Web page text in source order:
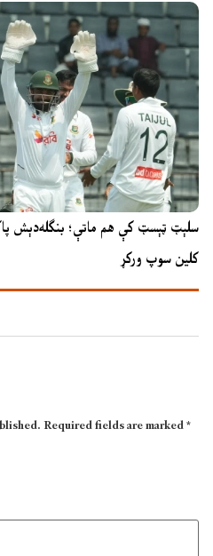
سلېټ ټېسټ کې هم ماتې؛ بنګله‌دېش
کلین سوپ ورکړ
Required fields are marked*